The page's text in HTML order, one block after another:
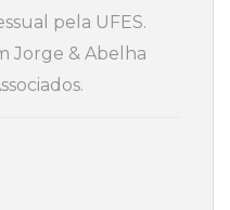
pela UFES.
Jorge & Abelha